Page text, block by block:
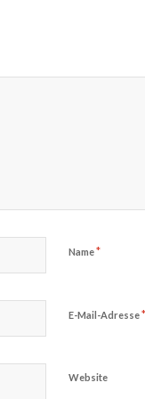
Name*
E-Mail-Adresse
Website